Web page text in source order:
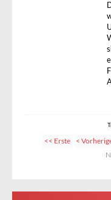
<< Erste <